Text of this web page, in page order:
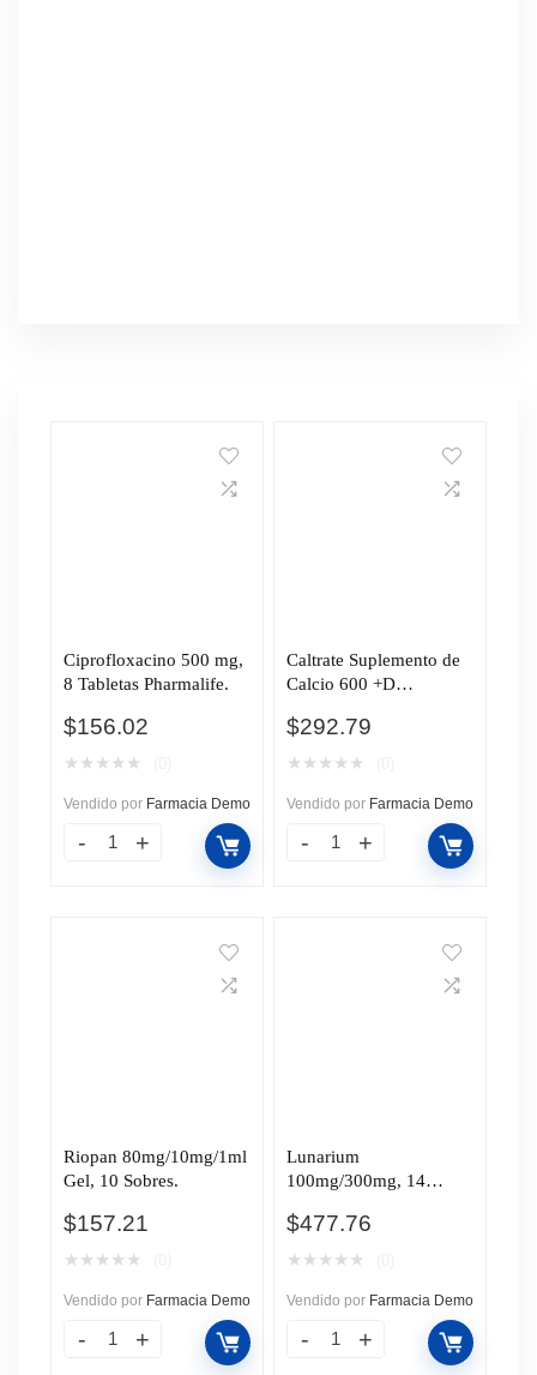
Ciprofloxacino 500 mg,
8 Tabletas Pharmalife.
$156.02
★ ★ ★ ★ ★
Vendido por Farmacia Demo
Caltrate Suplemento de
Calcio 600 +D
Tabletas.
$292.79
★ ★ ★ ★ ★
Vendido por Farmacia Demo
Riopan 80mg/10mg/1ml
Gel, 10 Sobres.
$157.21
★ ★ ★ ★ ★
Vendido por Farmacia Demo
Lunarium
100mg/300mg, 14
$477.76
★ ★ ★ ★ ★
Vendido por Farmacia Demo